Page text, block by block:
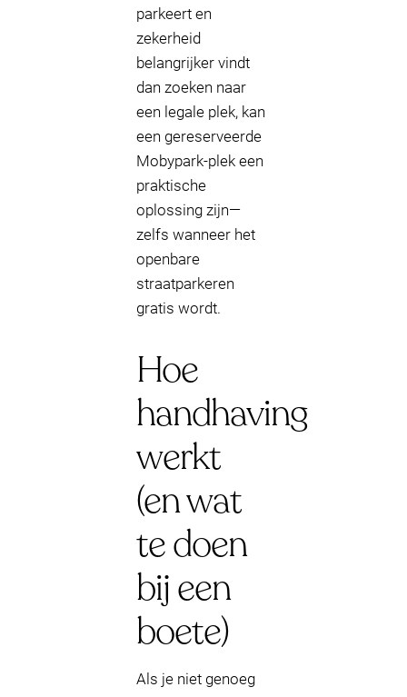
parkeert en
zekerheid
belangrijker vindt
dan zoeken naar
een legale plek, kan
een gereserveerde
Mobypark-plek een
praktische
oplossing zijn—
zelfs wanneer het
openbare
straatparkeren
gratis wordt.
Hoe
handhaving
werkt
(en wat
te doen
bij een
boete)
Als je niet genoeg